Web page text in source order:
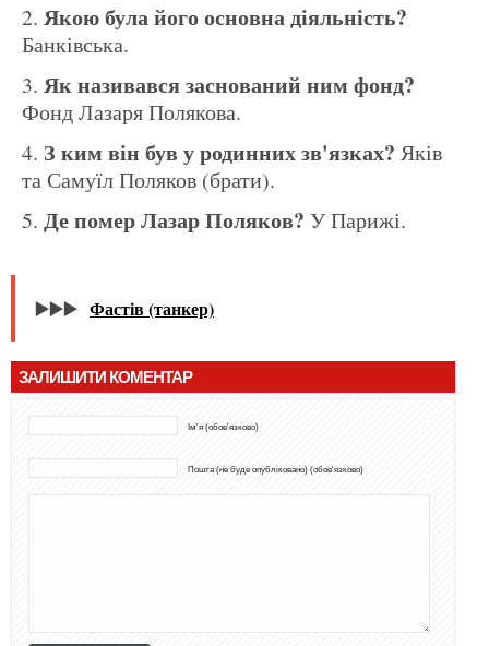
Якою була його основна діяльність?
Банківська.
Як називався заснований ним фонд?
Фонд Лазаря Полякова.
З ким він був у родинних зв'язках? Яків
та Самуїл Поляков (брати).
Де помер Лазар Поляков? У Парижі.
▶️▶️▶️ Фастів (танкер)
ЗАЛИШИТИ КОМЕНТАР
Ім'я (обов'язково)
Пошта (не буде опубліковано) (обов'язково)